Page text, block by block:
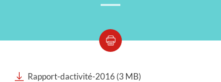
Rapport-dactivité-2016 (3 MB)